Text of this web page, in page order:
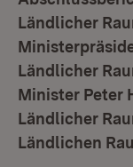
Ländlicher
Ländlicher
Minister Peter
Ländlicher
Ländlichen